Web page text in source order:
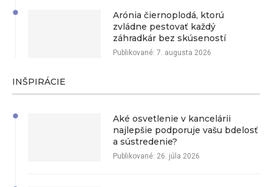
Arónia čiernoplodá, ktorú
zvládne pestovať každý
záhradkár bez skúseností
Publikované: 7. augusta 2026
INŠPIRÁCIE
Aké osvetlenie v kancelárii
najlepšie podporuje vašu bdelosť
a sústredenie?
Publikované: 26. júla 2026